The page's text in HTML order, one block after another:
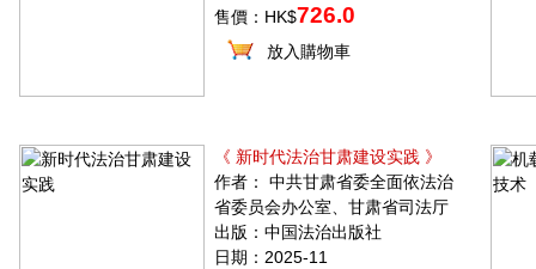
售價：HK$726.0
放入購物車
《 新时代法治甘肃建设实践 》
作者： 中共甘肃省委全面依法治
省委员会办公室、甘肃省司法厅
出版：中国法治出版社
日期：2025-11